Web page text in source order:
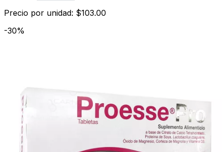
Precio por unidad: $103.00
-30%